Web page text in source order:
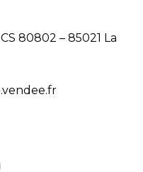
80802 – 85021 La